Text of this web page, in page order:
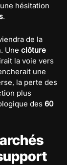
hésitation
.
de la
Une clôture
la voie vers
une
la perte des
plus
des 60